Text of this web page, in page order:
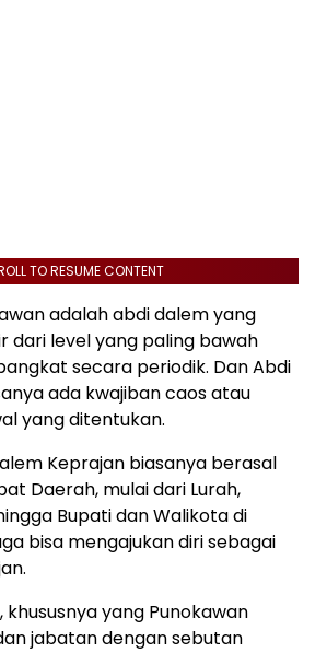
TO RESUME CONTENT
adalah abdi dalem yang
dari level yang paling bawah
secara periodik. Dan Abdi
ada kwajiban caos atau
yang ditentukan.
Keprajan biasanya berasal
Daerah, mulai dari Lurah,
Bupati dan Walikota di
bisa mengajukan diri sebagai
khususnya yang Punokawan
jabatan dengan sebutan